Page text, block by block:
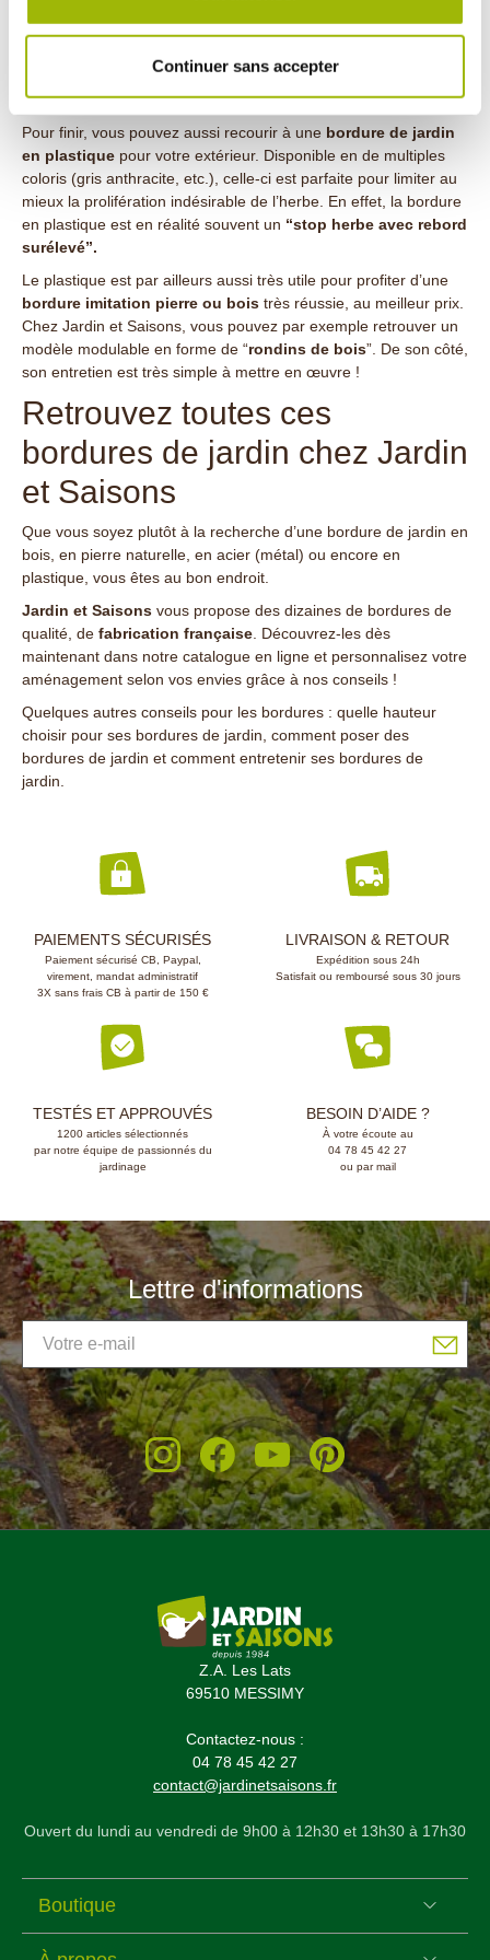
Continuer sans accepter
enlever les mousses. À noter : la bordure en pierre est
fréquemment utilisée pourretenir les gravillons.
Les bordures de jardin en plastique
Pour finir, vous pouvez aussi recourir à une bordure de jardin
en plastique pour votre extérieur. Disponible en de multiples
coloris (gris anthracite, etc.), celle-ci est parfaite pour limiter au
mieux la prolifération indésirable de l’herbe. En effet, la bordure
en plastique est en réalité souvent un “stop herbe avec rebord
surélevé”.
Le plastique est par ailleurs aussi très utile pour profiter d’une
bordure imitation pierre ou bois très réussie, au meilleur prix.
Chez Jardin et Saisons, vous pouvez par exemple retrouver un
modèle modulable en forme de “rondins de bois”. De son côté,
son entretien est très simple à mettre en œuvre !
Retrouvez toutes ces
bordures de jardin chez Jardin
et Saisons
Que vous soyez plutôt à la recherche d’une bordure de jardin en
bois, en pierre naturelle, en acier (métal) ou encore en
plastique, vous êtes au bon endroit.
Jardin et Saisons vous propose des dizaines de bordures de
qualité, de fabrication française . Découvrez-les dès
maintenant dans notre catalogue en ligne et personnalisez votre
aménagement selon vos envies grâce à nos conseils !
Quelques autres conseils pour les bordures : quelle hauteur
choisir pour ses bordures de jardin comment poser des
bordures de jardin et comment entretenir ses bordures de
jardin
PAIEMENTS SÉCURISÉS
Paiement sécurisé CB, Paypal,
virement, mandat administratif
3X sans frais CB à partir de 150 €
LIVRAISON & RETOUR
Expédition sous 24h
Satisfait ou remboursé sous 30 jours
TESTÉS ET APPROUVÉS
1200 articles sélectionnés
par notre équipe de passionnés du
jardinage
BESOIN D’AIDE ?
À votre écoute au
04 78 45 42 27
ou par mail
Lettre d'informations
Z.A. Les Lats
69510 MESSIMY
Contactez-nous :
04 78 45 42 27
contact@jardinetsaisons.fr
Ouvert du lundi au vendredi de 9h00 à 12h30 et 13h30 à 17h30
Boutique